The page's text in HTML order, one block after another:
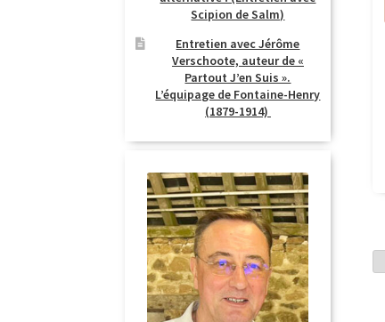
Scipion de Salm)
Entretien avec Jérôme
Verschoote, auteur de «
Partout J’en Suis ».
L’équipage de Fontaine-Henry
(1879-1914)